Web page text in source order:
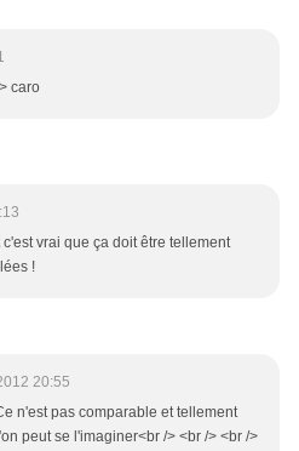
caro
vrai que ça doit être tellement
!
20:55
n'est pas comparable et tellement
peut se l'imaginer<br /> <br /> <br />